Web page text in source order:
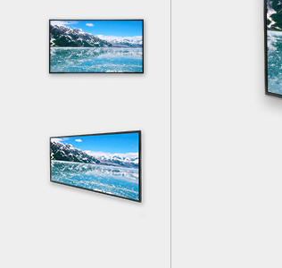
AIoT
防衛・軍事
スマート交通
産業オートメーション
船舶
サポート技術情報
製品保証
品質保証
RMAサービス
ビジネス戦略パートナ